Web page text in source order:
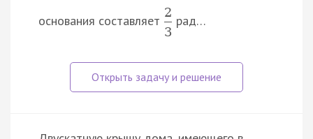
основания составляет
2
3
рад…